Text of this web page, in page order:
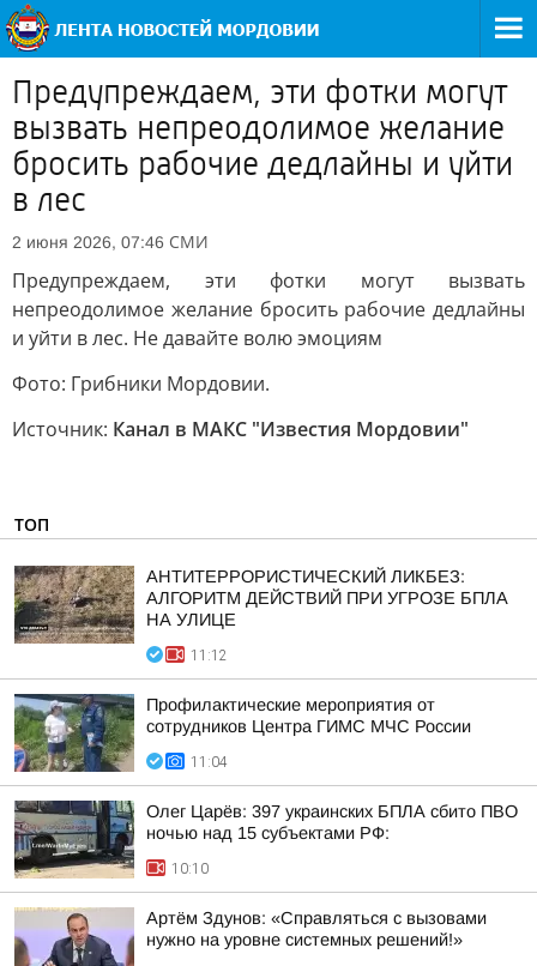
Предупреждаем, эти фотки могут
вызвать непреодолимое желание
бросить рабочие дедлайны и уйти
в лес
2 июня 2026, 07:46 СМИ
Предупреждаем, эти фотки могут вызвать
непреодолимое желание бросить рабочие дедлайны
и уйти в лес. Не давайте волю эмоциям
Фото: Грибники Мордовии.
Источник: Канал в МАКС "Известия Мордовии"
ТОП
АНТИТЕРРОРИСТИЧЕСКИЙ ЛИКБЕЗ:
АЛГОРИТМ ДЕЙСТВИЙ ПРИ УГРОЗЕ БПЛА
НА УЛИЦЕ
11:12
Профилактические мероприятия от
сотрудников Центра ГИМС МЧС России
11:04
Олег Царёв: 397 украинских БПЛА сбито ПВО
ночью над 15 субъектами РФ:
10:10
Артём Здунов: «Справляться с вызовами
нужно на уровне системных решений!»